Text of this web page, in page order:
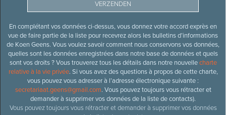
En complétant vos données ci-dessus, vous donnez votre accord exprès en
vue de faire partie de la liste pour recevrez alors les bulletins d’informations
de Koen Geens. Vous voulez savoir comment nous conservons vos données,
quelles sont les données enregistrées dans notre base de données et quels
sont vos droits ? Vous trouverez tous les détails dans notre nouvellecharte
relative à la vie privée. Si vous avez des questions à propos de cette charte,
vous pouvez vous adresser à l’adresse électronique suivante :
secretariaat.geens@gmail.com. Vous pouvez toujours vous rétracter et
demander à supprimer vos données de la liste de contacts).
Vous pouvez toujours vous rétracter et demander à supprimer vos données